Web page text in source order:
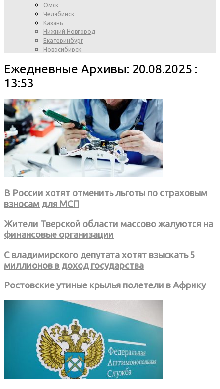
Омск
Челябинск
Казань
Нижний Новгород
Екатеринбург
Новосибирск
Ежедневные Архивы: 20.08.2025 :
13:53
В России хотят отменить льготы по страховым
взносам для МСП
Жители Тверской области массово жалуются на
финансовые организации
С владимирского депутата хотят взыскать 5
миллионов в доход государства
Ростовские утиные крылья полетели в Африку